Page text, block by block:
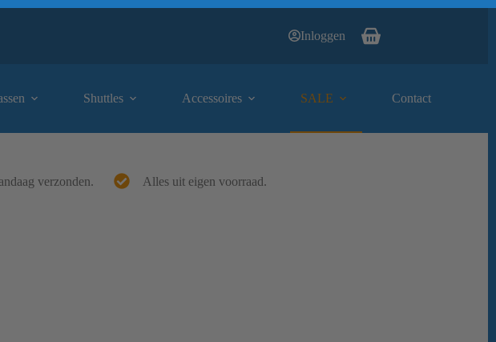
Inloggen Winkelwagen
Shuttles Accessoires SALE Contact
verzonden. Alles uit eigen voorraad.